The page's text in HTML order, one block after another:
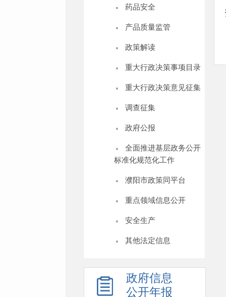
· 药品安全
· 产品质量监管
· 政策解读
· 重大行政决策事项目录
· 重大行政决策意见征集
· 调查征集
· 政府公报
·
全面推进基层政务公开
标准化规范化工作
· 濮阳市政策同平台
· 重点领域信息公开
· 安全生产
· 其他法定信息
政府信息
公开年报